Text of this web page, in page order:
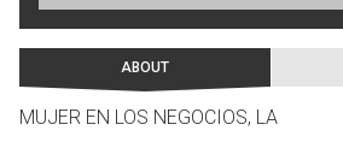
ABOUT
MUJER EN LOS NEGOCIOS, LA